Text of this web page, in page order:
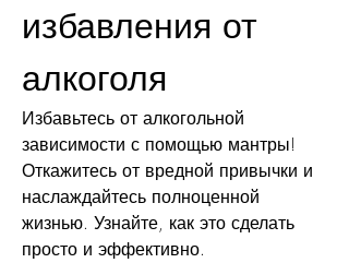
избавления от
алкоголя
Избавьтесь от алкогольной
зависимости с помощью мантры!
Откажитесь от вредной привычки и
наслаждайтесь полноценной
жизнью. Узнайте, как это сделать
просто и эффективно.